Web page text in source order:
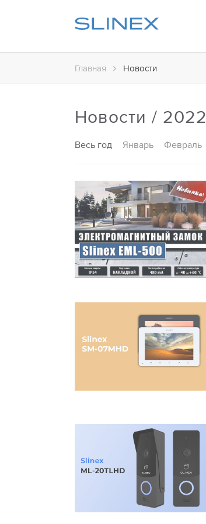
Главная Новости
Новости / 2022
Весь год Январь Февраль